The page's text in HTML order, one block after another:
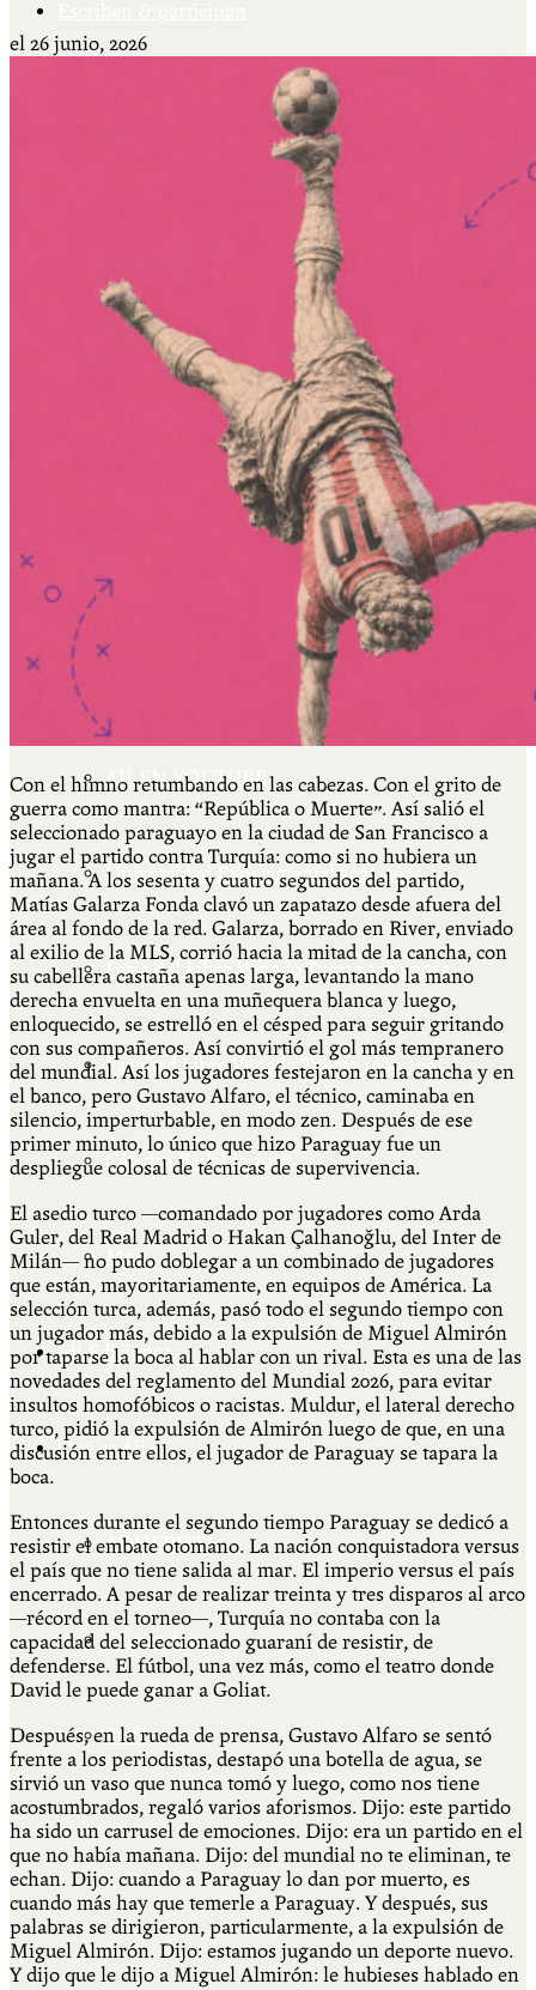
Actualidad y sociedad
Literatura
Más
Actividades & contenido
AJÍ EN YOUTUBE
Universidad Experimental 2022-2025
Feria del Libro Venado Tuerto 2022-2025
Facultad Libre Venado Tuerto 1990-1994
Cátedra Bailable 2018
Más
Ají Ediciones
Qué es Ají
ADHERITE!
Qué es Ají
Staff
el 26 junio, 2026
Con el himno retumbando en las cabezas. Con el grito de
guerra como mantra: “República o Muerte”. Así salió el
seleccionado paraguayo en la ciudad de San Francisco a
jugar el partido contra Turquía: como si no hubiera un
mañana. A los sesenta y cuatro segundos del partido,
Matías Galarza Fonda clavó un zapatazo desde afuera del
área al fondo de la red. Galarza, borrado en River, enviado
al exilio de la MLS, corrió hacia la mitad de la cancha, con
su cabellera castaña apenas larga, levantando la mano
derecha envuelta en una muñequera blanca y luego,
enloquecido, se estrelló en el césped para seguir gritando
con sus compañeros. Así convirtió el gol más tempranero
del mundial. Así los jugadores festejaron en la cancha y en
el banco, pero Gustavo Alfaro, el técnico, caminaba en
silencio, imperturbable, en modo zen. Después de ese
primer minuto, lo único que hizo Paraguay fue un
despliegue colosal de técnicas de supervivencia.
El asedio turco —comandado por jugadores como Arda
Guler, del Real Madrid o Hakan Çalhanoğlu, del Inter de
Milán— no pudo doblegar a un combinado de jugadores
que están, mayoritariamente, en equipos de América. La
selección turca, además, pasó todo el segundo tiempo con
un jugador más, debido a la expulsión de Miguel Almirón
por taparse la boca al hablar con un rival. Esta es una de las
novedades del reglamento del Mundial 2026, para evitar
insultos homofóbicos o racistas. Muldur, el lateral derecho
turco, pidió la expulsión de Almirón luego de que, en una
discusión entre ellos, el jugador de Paraguay se tapara la
boca.
Entonces durante el segundo tiempo Paraguay se dedicó a
resistir el embate otomano. La nación conquistadora versus
el país que no tiene salida al mar. El imperio versus el país
encerrado. A pesar de realizar treinta y tres disparos al arco
—récord en el torneo—, Turquía no contaba con la
capacidad del seleccionado guaraní de resistir, de
defenderse. El fútbol, una vez más, como el teatro donde
David le puede ganar a Goliat.
Después, en la rueda de prensa, Gustavo Alfaro se sentó
frente a los periodistas, destapó una botella de agua, se
sirvió un vaso que nunca tomó y luego, como nos tiene
acostumbrados, regaló varios aforismos. Dijo: este partido
ha sido un carrusel de emociones. Dijo: era un partido en el
que no había mañana. Dijo: del mundial no te eliminan, te
echan. Dijo: cuando a Paraguay lo dan por muerto, es
cuando más hay que temerle a Paraguay. Y después, sus
palabras se dirigieron, particularmente, a la expulsión de
Miguel Almirón. Dijo: estamos jugando un deporte nuevo.
Y dijo que le dijo a Miguel Almirón: le hubieses hablado en